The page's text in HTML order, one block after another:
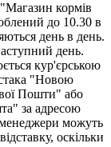
кормів
до 10.30 в
день в день.
день.
кур'єрською
"Новою
Пошти" або
за адресою
можуть
оскільки